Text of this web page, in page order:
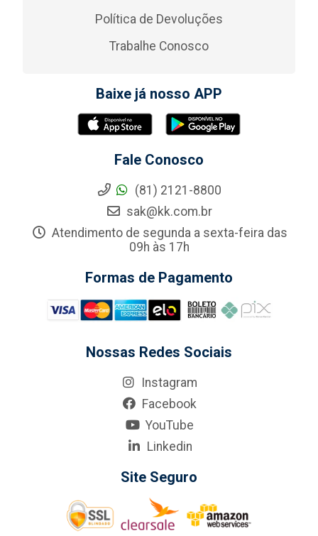
Política de Devoluções
Trabalhe Conosco
Baixe já nosso APP
Fale Conosco
(81) 2121-8800
sak@kk.com.br
Atendimento de segunda a sexta-feira das
09h às 17h
Formas de Pagamento
Nossas Redes Sociais
Instagram
Facebook
YouTube
Linkedin
Site Seguro